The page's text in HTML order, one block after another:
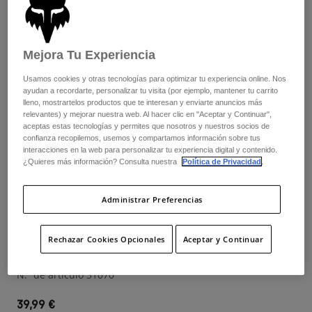
Pantalones largos
Pantalones cortos
Chaquetas y chalecos
Guantes
Protecciones
Gafas de protección
Calcetines
Pantalones
Guantes
Chaquetas
Protecciones
Gafas de protección
Calcetines
Recambios
Camisas
Ver todo
Mujer
Camisetas y tops
Sudaderas
Ver todo
Protecciones
Gafas de Protección
Calcetines
Ver todo
Moto
Cascos
Camisetas
Pantalones
Protecciones
Guantes
Opiniones
Camiseta Técnica Defend Juvenil
N.º de artículo31070
39,99 €
Mejora Tu Experiencia
Usamos cookies y otras tecnologías para optimizar tu experiencia online. Nos
ayudan a recordarte, personalizar tu visita (por ejemplo, mantener tu carrito
lleno, mostrartelos productos que te interesan y enviarte anuncios más
relevantes) y mejorar nuestra web. Al hacer clic en "Aceptar y Continuar",
aceptas estas tecnologías y permites que nosotros y nuestros socios de
confianza recopilemos, usemos y compartamos información sobre tus
interacciones en la web para personalizar tu experiencia digital y contenido.
¿Quieres más información? Consulta nuestra
Política de Privacidad
Administrar Preferencias
Rechazar Cookies Opcionales Aceptar y Continuar